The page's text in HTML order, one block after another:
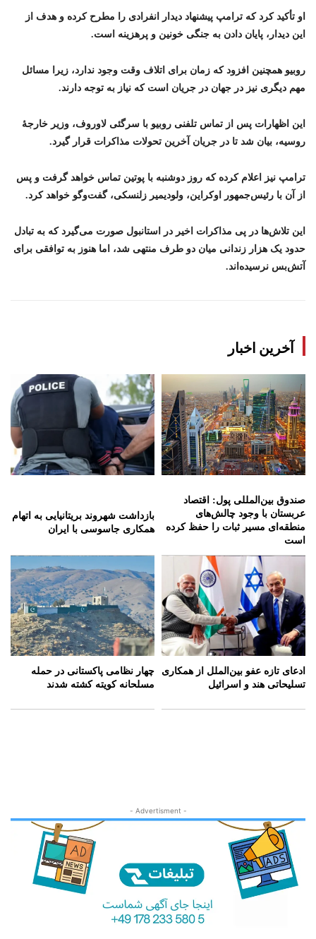
او تأکید کرد که ترامپ پیشنهاد دیدار انفرادی را مطرح کرده و هدف از
این دیدار، پایان دادن به جنگی خونین و پرهزینه است.
روبیو همچنین افزود که زمان برای اتلاف وقت وجود ندارد، زیرا مسائل
مهم دیگری نیز در جهان در جریان است که نیاز به توجه دارند.
این اظهارات پس از تماس تلفنی روبیو با سرگئی لاوروف، وزیر خارجهٔ
روسیه، بیان شد تا در جریان آخرین تحولات مذاکرات قرار گیرد.
ترامپ نیز اعلام کرده که روز دوشنبه با پوتین تماس خواهد گرفت و پس
از آن با رئیس‌جمهور اوکراین، ولودیمیر زلنسکی، گفت‌وگو خواهد کرد.
این تلاش‌ها در پی مذاکرات اخیر در استانبول صورت می‌گیرد که به تبادل
حدود یک هزار زندانی میان دو طرف منتهی شد، اما هنوز به توافقی برای
آتش‌بس نرسیده‌اند.
آخرین اخبار
صندوق بین‌المللی پول: اقتصاد
عربستان با وجود چالش‌های
منطقه‌ای مسیر ثبات را حفظ کرده
است
بازداشت شهروند بریتانیایی به اتهام
همکاری جاسوسی با ایران
ادعای تازه عفو بین‌الملل از همکاری
تسلیحاتی هند و اسرائیل
چهار نظامی پاکستانی در حمله
مسلحانه کویته کشته شدند
- Advertisment -